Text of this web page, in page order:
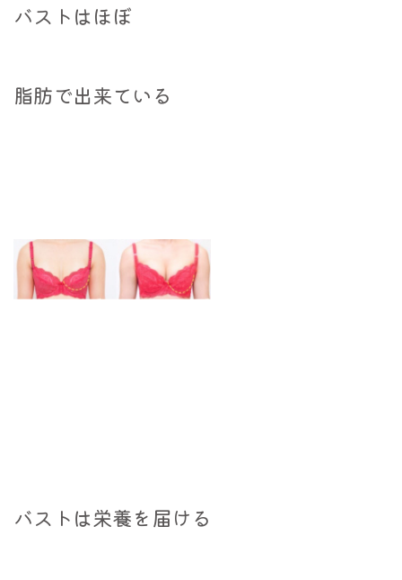
バストはほぼ
脂肪で出来ている
バストは栄養を届ける